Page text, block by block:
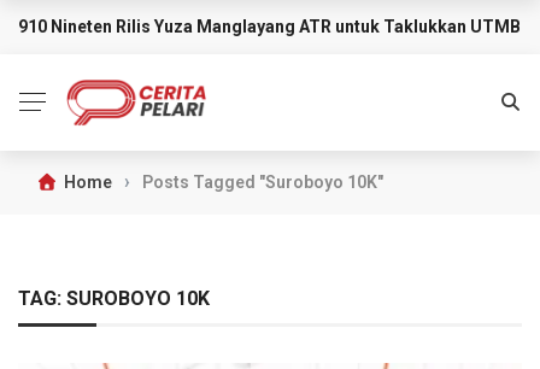
BREAKING NEWS
910 Nineten Rilis Yuza Manglayang ATR untuk Taklukkan UTMB
Home › Posts Tagged "Suroboyo 10K"
TAG: SUROBOYO 10K